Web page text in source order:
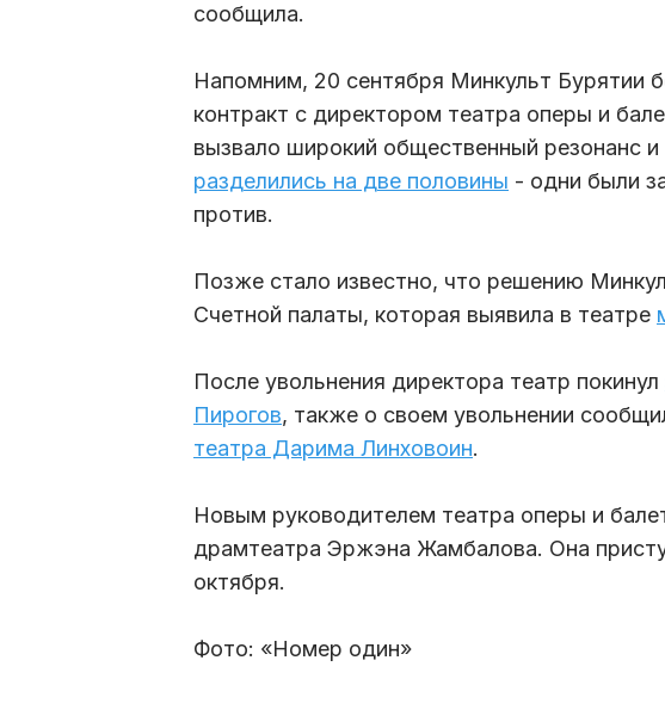
сообщила.
Напомним, 20 сентября Минкульт Бурятии
контракт с директором театра оперы и
вызвало широкий общественный резонанс
разделились на две половины - одни были
против.
Позже стало известно, что решению
Счетной палаты, которая выявила в театре
После увольнения директора театр покинул
Пирогов, также о своем увольнении
театра Дарима Линховоин.
Новым руководителем театра оперы и
драмтеатра Эржэна Жамбалова. Она
октября.
Фото: «Номер один»